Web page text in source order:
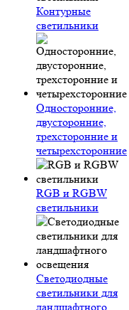
Контурные
светильники
Односторонние,
двусторонние,
трехсторонние и
четырехсторонние
RGB и RGBW
светильники
Светодиодные
светильники для
ландшафтного